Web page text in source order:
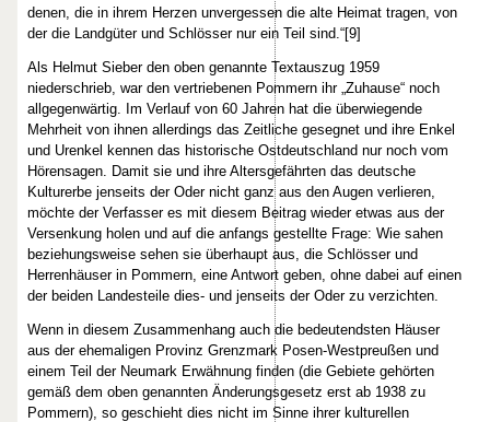
denen, die in ihrem Herzen unvergessen die alte Heimat tragen, von
der die Landgüter und Schlösser nur ein Teil sind.“[9]
Als Helmut Sieber den oben genannte Textauszug 1959
niederschrieb, war den vertriebenen Pommern ihr „Zuhause“ noch
allgegenwärtig. Im Verlauf von 60 Jahren hat die überwiegende
Mehrheit von ihnen allerdings das Zeitliche gesegnet und ihre Enkel
und Urenkel kennen das historische Ostdeutschland nur noch vom
Hörensagen. Damit sie und ihre Altersgefährten das deutsche
Kulturerbe jenseits der Oder nicht ganz aus den Augen verlieren,
möchte der Verfasser es mit diesem Beitrag wieder etwas aus der
Versenkung holen und auf die anfangs gestellte Frage: Wie sahen
beziehungsweise sehen sie überhaupt aus, die Schlösser und
Herrenhäuser in Pommern, eine Antwort geben, ohne dabei auf einen
der beiden Landesteile dies- und jenseits der Oder zu verzichten.
Wenn in diesem Zusammenhang auch die bedeutendsten Häuser
aus der ehemaligen Provinz Grenzmark Posen-Westpreußen und
einem Teil der Neumark Erwähnung finden (die Gebiete gehörten
gemäß dem oben genannten Änderungsgesetz erst ab 1938 zu
Pommern), so geschieht dies nicht im Sinne ihrer kulturellen